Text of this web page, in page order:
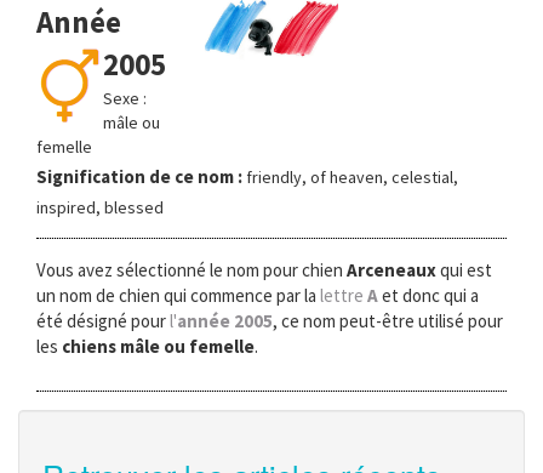
Année
2005
Sexe :
mâle ou
femelle
Signification de ce nom : friendly, of heaven, celestial,
inspired, blessed
Vous avez sélectionné le nom pour chien Arceneauxqui est
un nom de chien qui commence par la lettre Aet donc qui a
été désigné pourl'année 2005, ce nom peut-être utilisé pour
les chiens mâle ou femelle.